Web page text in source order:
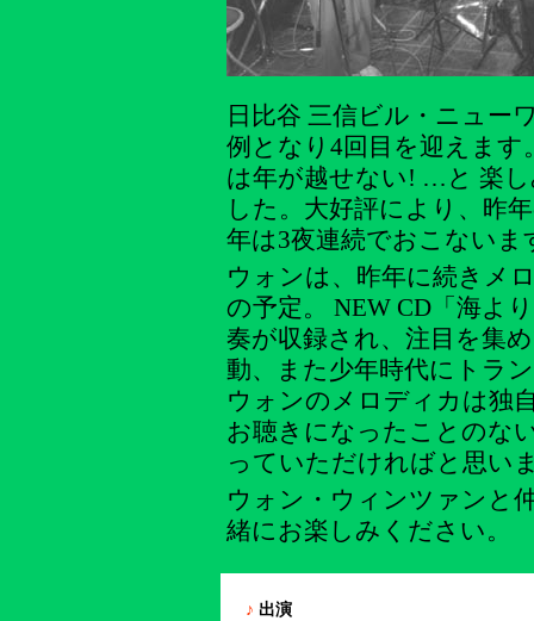
日比谷 三信ビル・ニュー
例となり4回目を迎えます
は年が越せない! …と 楽
した。大好評により、昨
年は3夜連続でおこないま
ウォンは、昨年に続きメ
の予定。 NEW CD「海よ
奏が収録され、注目を集
動、また少年時代にトラ
ウォンのメロディカは独
お聴きになったことのな
っていただければと思い
ウォン・ウィンツァンと
緒にお楽しみください。
♪ 出演